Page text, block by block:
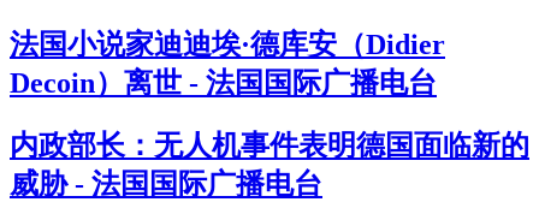
法国小说家迪迪埃·德库安（Didier
Decoin）离世 - 法国国际广播电台
内政部长：无人机事件表明德国面临新的
威胁 - 法国国际广播电台